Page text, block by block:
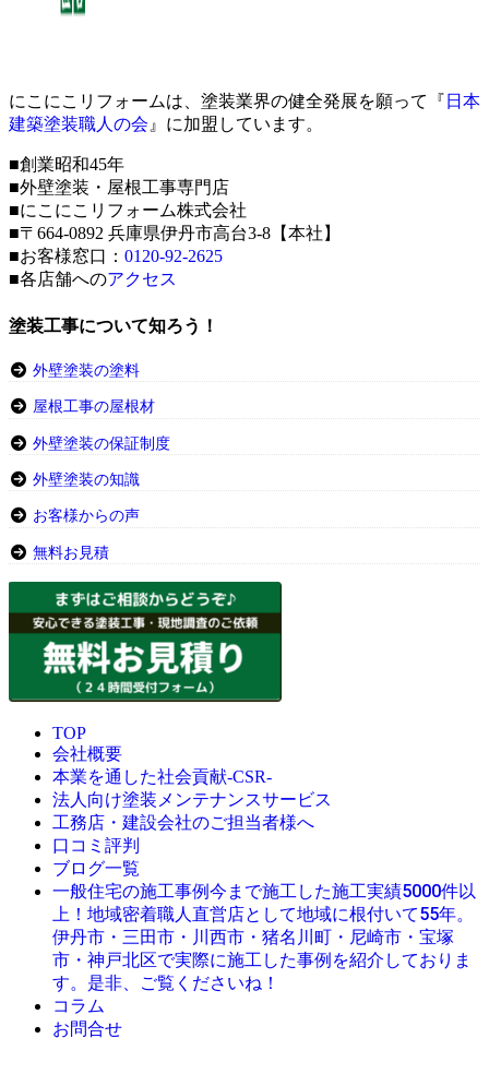
にこにこリフォームは、塗装業界の健全発展を願って『 日本
建築塗装職人の会 』に加盟しています。
■創業昭和45年
■外壁塗装・屋根工事専門店
■にこにこリフォーム株式会社
■〒664-0892 兵庫県伊丹市高台3-8【本社】
■お客様窓口： 0120-92-2625
■各店舗へのアクセス
塗装工事について知ろう！
外壁塗装の塗料
屋根工事の屋根材
外壁塗装の保証制度
外壁塗装の知識
お客様からの声
無料お見積
TOP
会社概要
本業を通した社会貢献-CSR-
法人向け塗装メンテナンスサービス
工務店・建設会社のご担当者様へ
口コミ評判
ブログ一覧
一般住宅の施工事例今まで施工した施工実績5000件以
上！地域密着職人直営店として地域に根付いて55年。
伊丹市・三田市・川西市・猪名川町・尼崎市・宝塚
市・神戸北区で実際に施工した事例を紹介しておりま
す。是非、ご覧くださいね！
コラム
お問合せ